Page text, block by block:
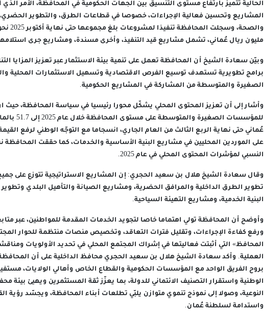
الحالية تتميز بارتفاع مستوى التنسيق بين الجهات الحكومية في المحافظة، الأمر
المشاريع وتحسين فعالية الإجراءات، خصوصا في قطاعات الطرق، والتطوير الحضري،
مليون ريال عُماني، تشمل مشاريع قيد التنفيذ، وأخرى مسندة، ومشاريع جرى استلامها ضمن
وبيّن سعادة الشيخ أن المحافظة تعمل على تنمية بيئة الاستثمار عبر تعزيز المزايا
برامج تطويرية تستهدف توسيع الفرص الاقتصادية وتسهيل الاستثمارات المحلية
الصغيرة والمتوسطة من المشاركة في المشاريع الحكومية.
وأشار إلى أن تعزيز المحتوى المحلي يشكّل محورا رئيسيا في سياسة المحافظة، حيث
عُماني حتى نهاية الربع الثالث من العام الجاري، انسجاما مع التوجّه الوطني لرفع
النسبي لمؤشرات المحتوى المحلي في عام 2025.
وقال سعادة الشيخ هلال بن سعيد الحجري: إن المشاريع الاستراتيجية تتوزع على
تطوير الطرق الداخلية والمرافق الحضرية، ومشاريع الصيانة والتأهيل البلدي
البنية الخدمية، ومشاريع التهيئة السياحية.
وأوضح أن المحافظة تولي اهتماما خاصا لتجويد الخدمات المقدمة للمواطنين، عبر
ورفع كفاءة الإجراءات، وتقليل فترات التعاقد، وتخصيص منصات منتظمة للحوار
المحافظ» التي أثبتت فعاليتها في إشراك المجتمع المحلي في تحديد الأولويات
العملية. وأكد سعادة الشيخ هلال بن سعيد الحجري محافظ الداخلية على أن
بروح الفريق الواحد مع المؤسسات الحكومية والقطاع الخاص وأهالي الولايات،
الوطنية واستقرار التصنيف الائتماني للدولة، بما يعزّز ثقة المستثمرين ويهيئ بيئة
النوعية، وصولا إلى نموذج تنموي متوازن يلبّي تطلعات أبناء المحافظة، ويجسّد رؤية
واستدامة لسلطنة عُمان.